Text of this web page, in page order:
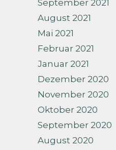
September 2021
August 2021
Mai 2021
Februar 2021
Januar 2021
Dezember 2020
November 2020
Oktober 2020
September 2020
August 2020